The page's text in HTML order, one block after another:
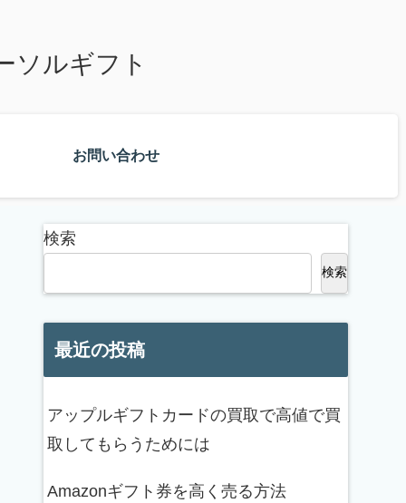
ソルギフト
お問い合わせ
検索
検索
最近の投稿
アップルギフトカードの買取で高値で買
取してもらうためには
Amazonギフト券を高く売る方法